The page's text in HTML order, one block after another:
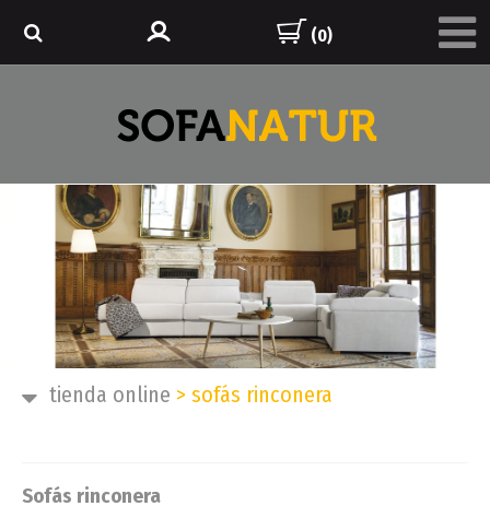
(0)
tienda online > sofás rinconera
Sofás rinconera